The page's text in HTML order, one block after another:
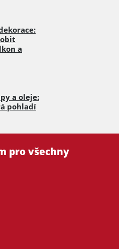
a
a oleje:
pohladí
pro všechny